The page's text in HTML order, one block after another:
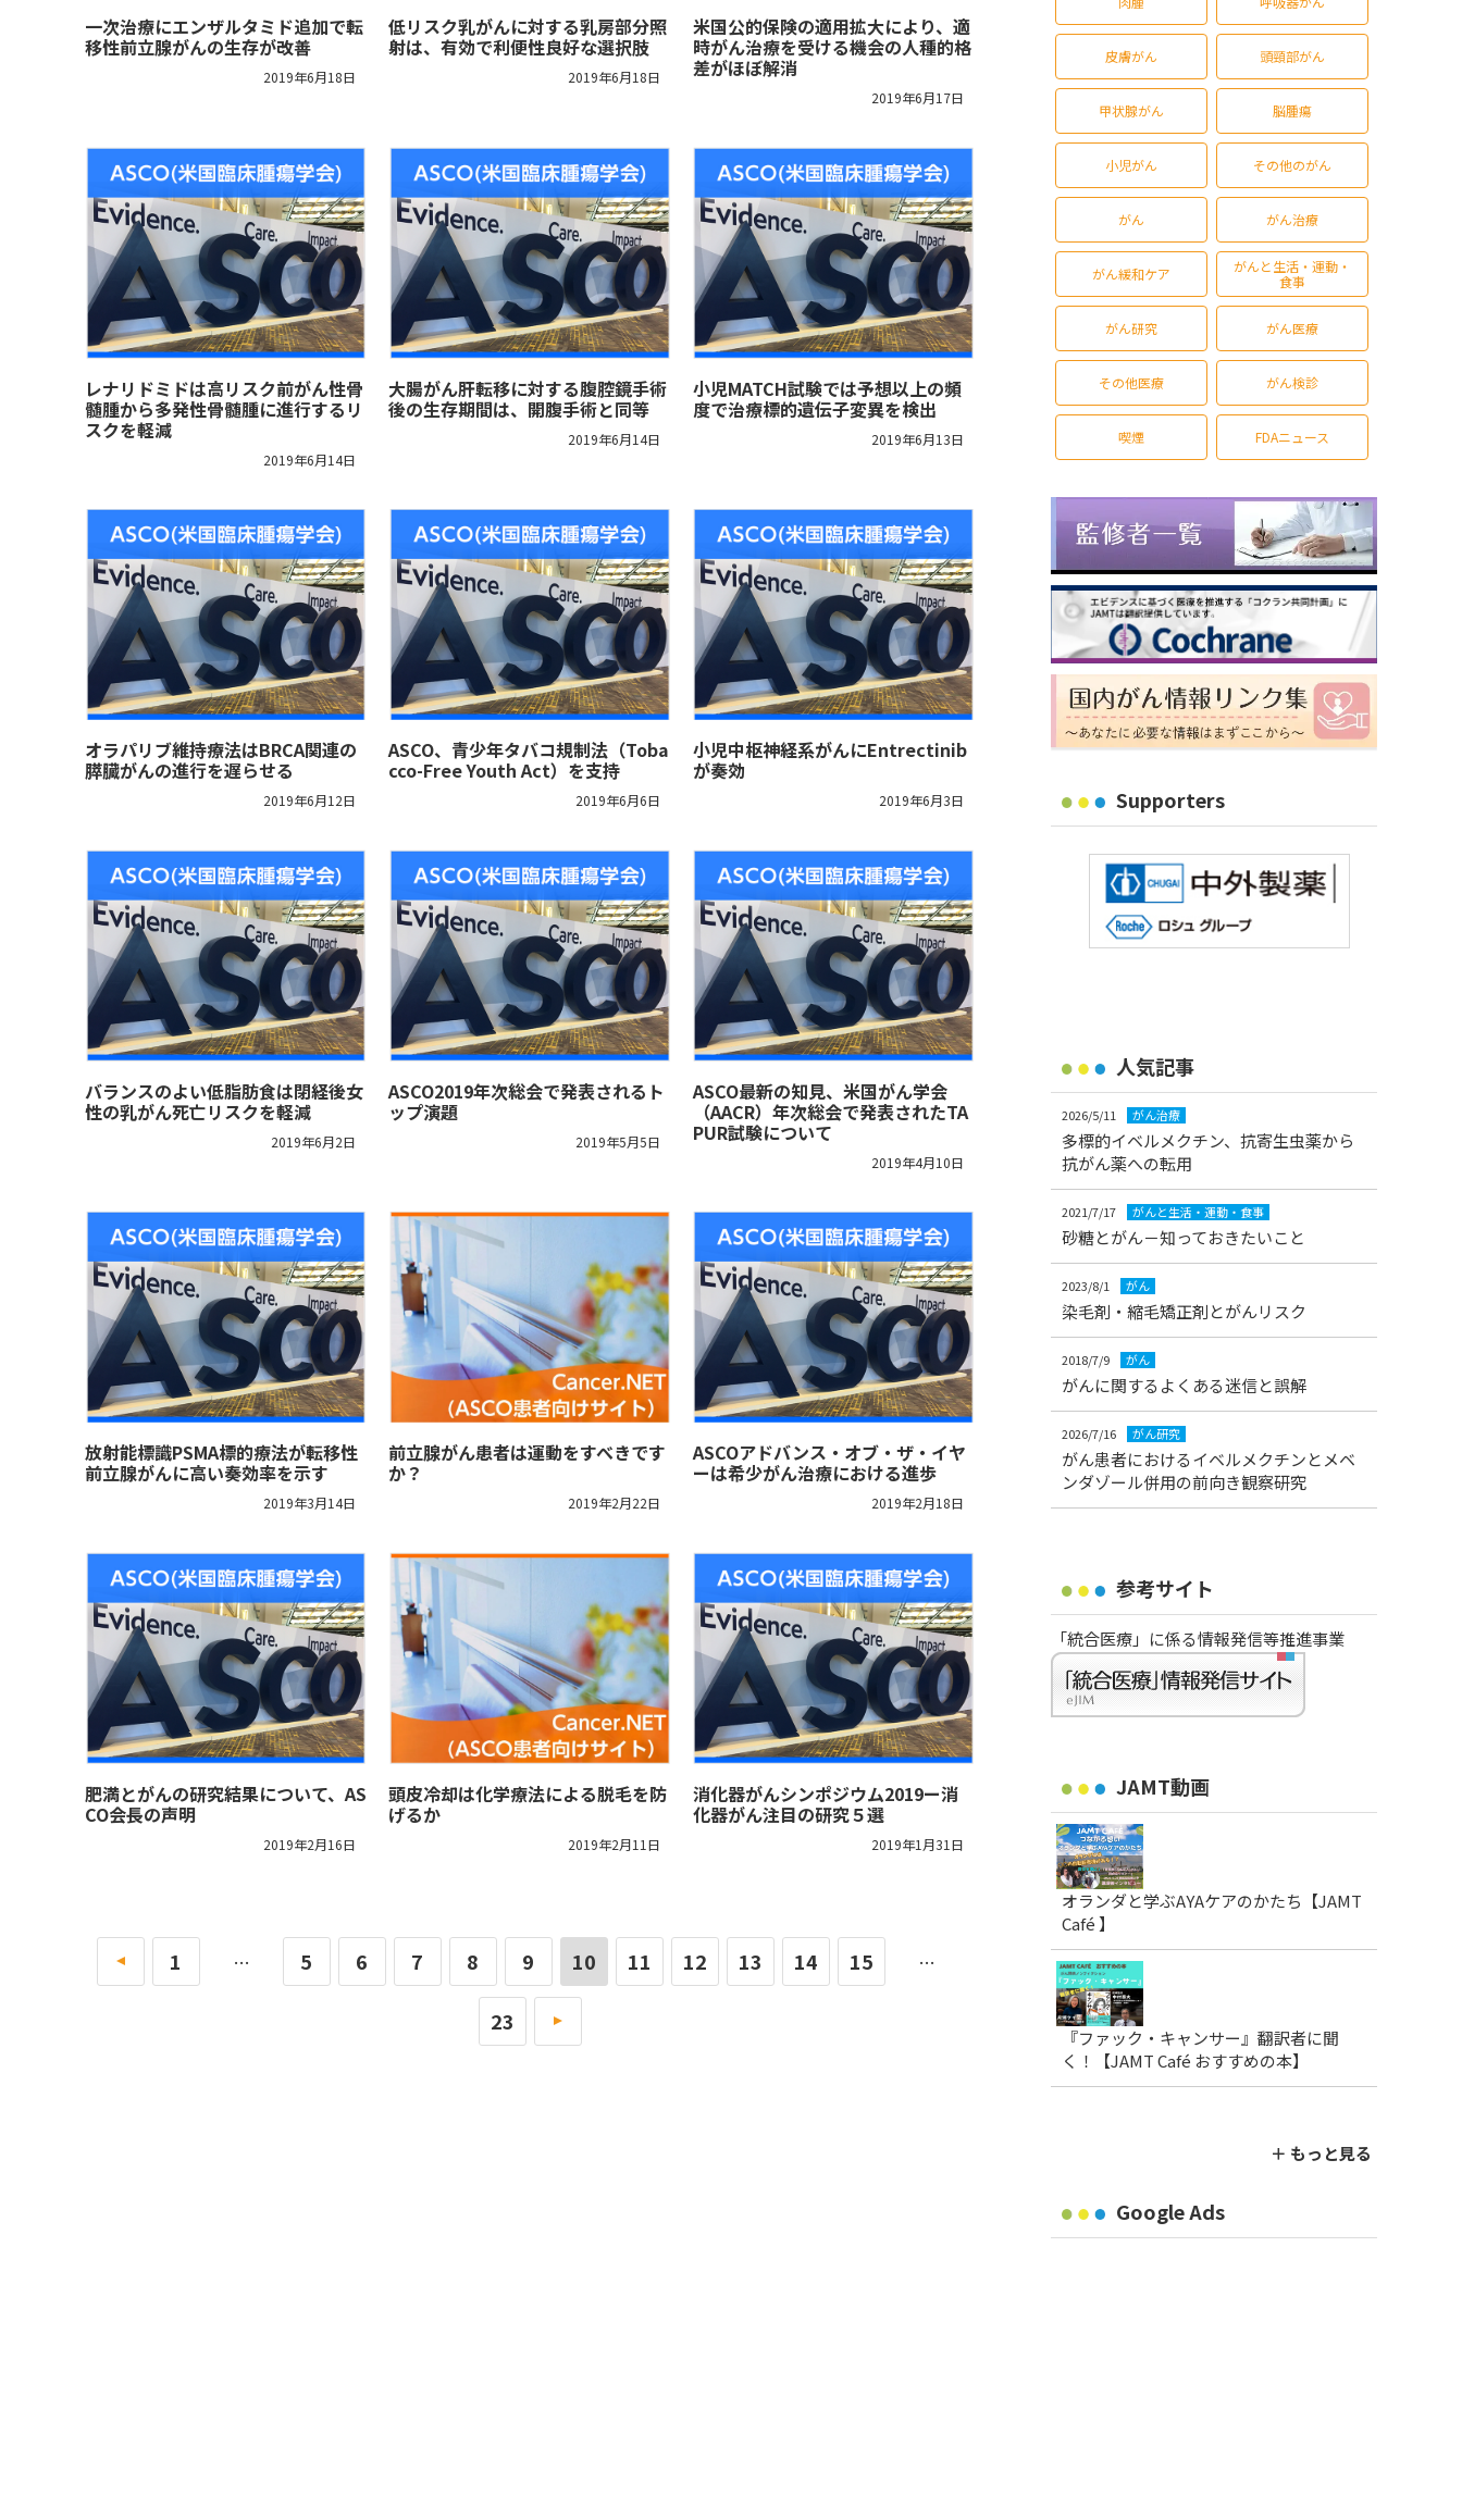
一次治療にエンザルタミド追加で転
移性前立腺がんの生存が改善
2019年6月18日
低リスク乳がんに対する乳房部分照
射は、有効で利便性良好な選択肢
2019年6月18日
米国公的保険の適用拡大により、適
時がん治療を受ける機会の人種的格
差がほぼ解消
2019年6月17日
レナリドミドは高リスク前がん性骨
髄腫から多発性骨髄腫に進行するリ
スクを軽減
2019年6月14日
大腸がん肝転移に対する腹腔鏡手術
後の生存期間は、開腹手術と同等
2019年6月14日
小児MATCH試験では予想以上の頻
度で治療標的遺伝子変異を検出
2019年6月13日
オラパリブ維持療法はBRCA関連の
膵臓がんの進行を遅らせる
2019年6月12日
ASCO、青少年タバコ規制法（Toba
cco-Free Youth Act）を支持
2019年6月6日
小児中枢神経系がんにEntrectinib
が奏効
2019年6月3日
バランスのよい低脂肪食は閉経後女
性の乳がん死亡リスクを軽減
2019年6月2日
ASCO2019年次総会で発表されるト
ップ演題
2019年5月5日
ASCO最新の知見、米国がん学会
（AACR）年次総会で発表されたTA
PUR試験について
2019年4月10日
放射能標識PSMA標的療法が転移性
前立腺がんに高い奏効率を示す
2019年3月14日
前立腺がん患者は運動をすべきです
か？
2019年2月22日
ASCOアドバンス・オブ・ザ・イヤ
ーは希少がん治療における進歩
2019年2月18日
肥満とがんの研究結果について、AS
CO会長の声明
2019年2月16日
頭皮冷却は化学療法による脱毛を防
げるか
2019年2月11日
消化器がんシンポジウム2019ー消
化器がん注目の研究５選
2019年1月31日
« 1 … 5 6 7 8 9 10 11 12 13 14 15 …
23 »
皮膚がん 頭頸部がん
甲状腺がん 脳腫瘍
小児がん その他のがん
がん がん治療
がん緩和ケア
がんと生活・運動・
食事
がん研究 がん医療
その他医療 がん検診
喫煙 FDAニュース
Supporters
人気記事
2026/5/11 がん治療
多標的イベルメクチン、抗寄生虫薬から
抗がん薬への転用
2021/7/17 がんと生活・運動・食事
砂糖とがん－知っておきたいこと
2023/8/1 がん
染毛剤・縮毛矯正剤とがんリスク
2018/7/9 がん
がんに関するよくある迷信と誤解
2026/7/16 がん研究
がん患者におけるイベルメクチンとメベ
ンダゾール併用の前向き観察研究
参考サイト
「統合医療」に係る情報発信等推進事業
JAMT動画
オランダと学ぶAYAケアのかたち【JAMT
Café 】
『ファック・キャンサー』翻訳者に聞
く！【JAMT Café おすすめの本】
＋ もっと見る
Google Ads